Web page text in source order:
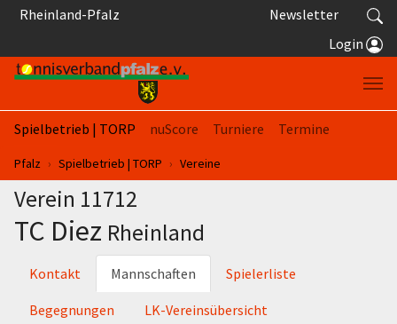
Springe zum Seiteninhalt
Rheinland-Pfalz
Newsletter
Login
Spielbetrieb | TORP nuScore Turniere
Termine
Sie sind hier:
Pfalz Spielbetrieb | TORP Vereine
Verein 11712
TC Diez Rheinland
Kontakt Mannschaften Spielerliste
Begegnungen LK-Vereinsübersicht